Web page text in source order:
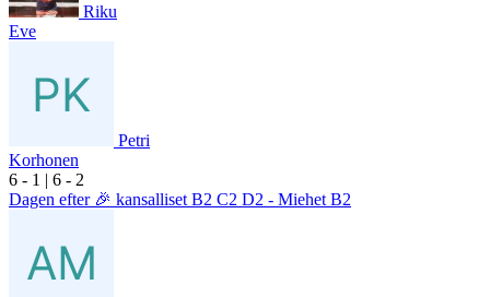
Riku
Eve
Petri
Korhonen
6 - 1 | 6 - 2
Dagen efter 🎉 kansalliset B2 C2 D2 - Miehet B2